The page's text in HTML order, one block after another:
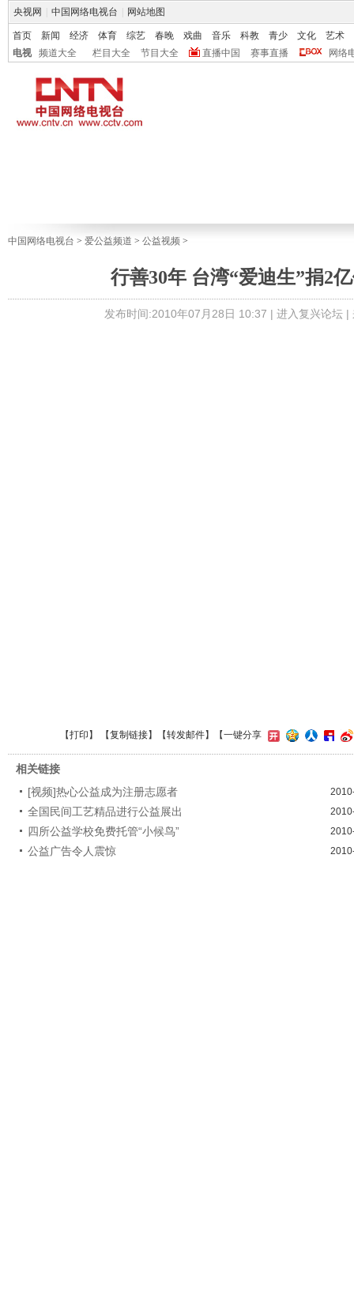
央视网 中国网络电视台 网站地图
首页 新闻 经济 体育 综艺 春晚 戏曲 音乐 科教 青少 文化
艺术
电视
频道大全 栏目大全 节目大全 直播中国 赛事直播 网络
中国网络电视台 > 爱公益频道 > 公益视频 >
行善30年 台湾“爱迪生”捐2
发布时间:2010年07月28日 10:37 | 进入复兴论坛|
【打印 】 【复制链接】【转发邮件】 【一键分享
相关链接
[视频]热心公益成为注册志愿者
全国民间工艺精品进行公益展出
四所公益学校免费托管“小候鸟”
公益广告令人震惊